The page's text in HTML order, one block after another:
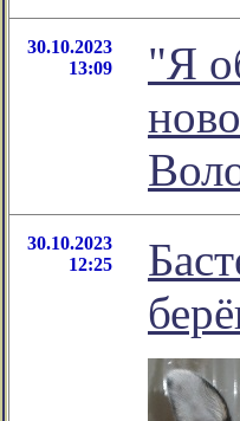
30.10.2023
13:09
"Я
30.10.2023
12:25